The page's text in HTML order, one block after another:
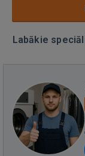
Labākie